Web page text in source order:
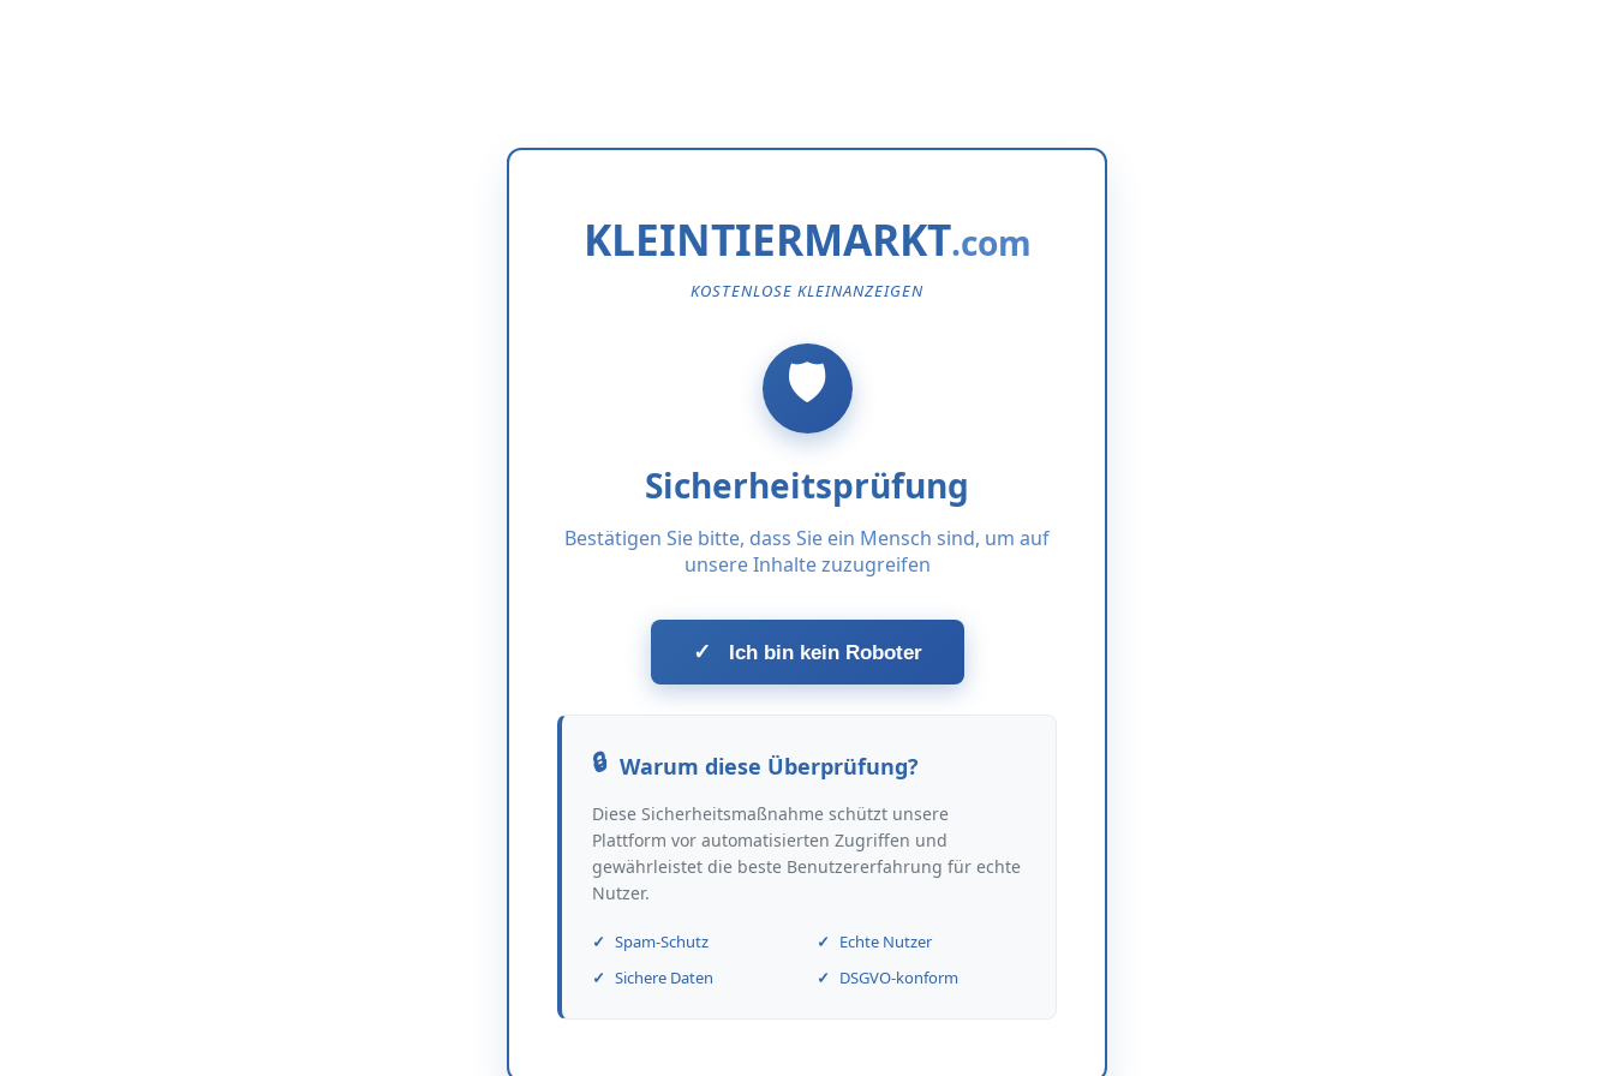
KLEINTIERMARKT
KOSTENLOSE KLEINANZEIGEN
Sicherheitsprüfung
Bestätigen Sie bitte, dass Sie ein Mensch sind, um auf
unsere Inhalte zuzugreifen
✓ Ich bin kein Roboter
Warum diese Überprüfung?
Diese Sicherheitsmaßnahme schützt unsere
Plattform vor automatisierten Zugriffen und
gewährleistet die beste Benutzererfahrung für echte
Nutzer.
Spam-Schutz
Echte Nutzer
Sichere Daten
DSGVO-konform